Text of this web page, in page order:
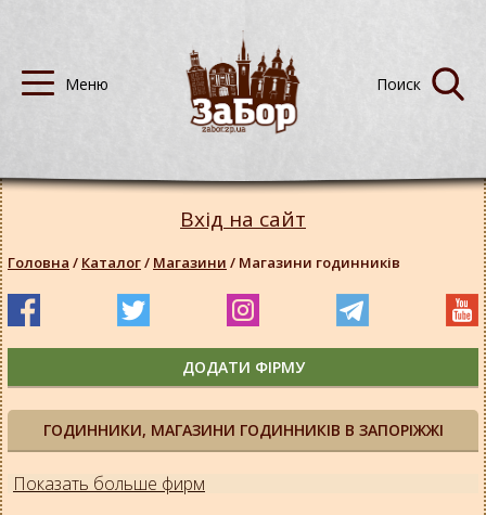
ГОДИННИКИ, МАГАЗИНИ ГОДИННИКІВ В ЗАПОРІЖЖІ
Показать больше фирм
Вхід на сайт
Головна / Каталог/ Магазини / Магазини годинників
ДОДАТИ ФІРМУ